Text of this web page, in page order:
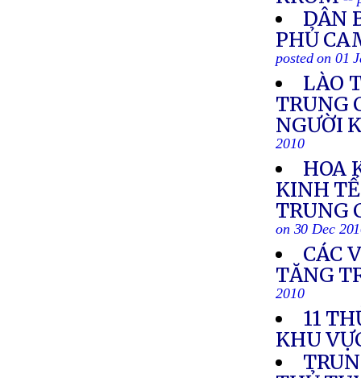
DÂN
PHỦ
posted on 01
LÀO
TRUNG
NGƯỜI
2010
HOA
KINH
TRUNG
on 30 Dec
CÁC
TĂNG
2010
11
KHU